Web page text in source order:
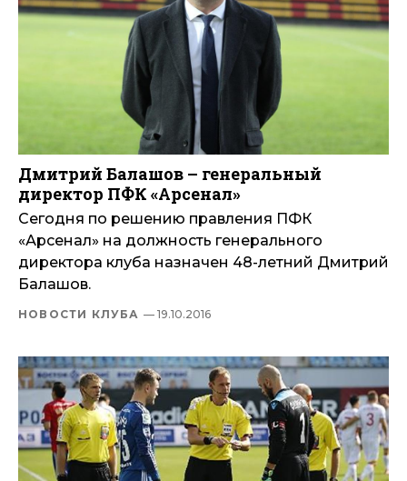
Дмитрий Балашов – генеральный
директор ПФК «Арсенал»
Сегодня по решению правления ПФК
«Арсенал» на должность генерального
директора клуба назначен 48-летний Дмитрий
Балашов.
НОВОСТИ КЛУБА — 19.10.2016